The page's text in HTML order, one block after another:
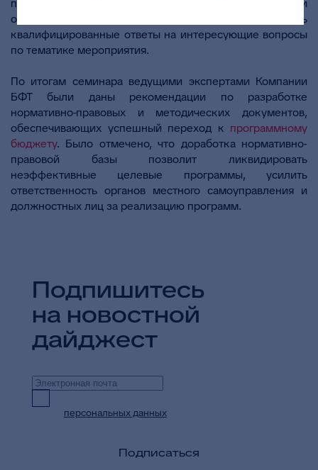
обменяться опытом с коллегами и получить
квалифицированные ответы на интересующие вопросы
по тематике мероприятия.
По итогам семинара ведущими экспертами Компании
БФТ были даны рекомендации по разработке
нормативно-правовых и методических документов,
обеспечивающих успешный переход к программному
бюджету. Было отмечено, что доработка нормативно-
правовой базы позволит ликвидировать
неэффективные целевые программы, усилить
ответственность органов местного самоуправления и
должностных лиц за реализацию программ.
Подпишитесь
на новостной
дайджест
персональных данных
Подписаться